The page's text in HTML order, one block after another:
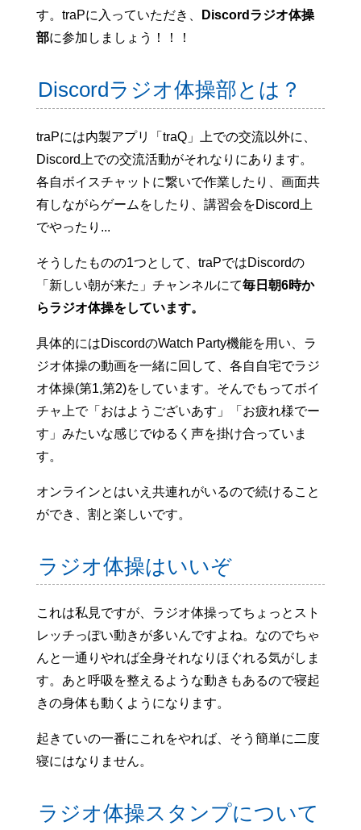
す。traPに入っていただき、
Discordラジオ体操
部に参加しましょう！！！
Discordラジオ体操部とは？
traPには内製アプリ「traQ」上での交流以外に、
Discord上での交流活動がそれなりにあります。
各自ボイスチャットに繋いで作業したり、画面共
有しながらゲームをしたり、講習会をDiscord上
でやったり...
そうしたものの1つとして、traPではDiscordの
「新しい朝が来た」チャンネルにて毎日朝6時か
らラジオ体操をしています。
具体的にはDiscordのWatch Party機能を用い、ラ
ジオ体操の動画を一緒に回して、各自自宅でラジ
オ体操(第1,第2)をしています。そんでもってボイ
チャ上で「おはようございあす」「お疲れ様でー
す」みたいな感じでゆるく声を掛け合っていま
す。
オンラインとはいえ共連れがいるので続けること
ができ、割と楽しいです。
ラジオ体操はいいぞ
これは私見ですが、ラジオ体操ってちょっとスト
レッチっぽい動きが多いんですよね。なのでちゃ
んと一通りやれば全身それなりほぐれる気がしま
す。あと呼吸を整えるような動きもあるので寝起
きの身体も動くようになります。
起きていの一番にこれをやれば、そう簡単に二度
寝にはなりません。
ラジオ体操スタンプについて